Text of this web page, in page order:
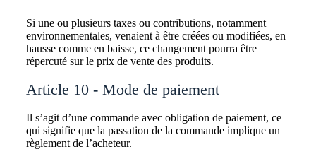
Si une ou plusieurs taxes ou contributions, notamment
environnementales, venaient à être créées ou modifiées, en
hausse comme en baisse, ce changement pourra être
répercuté sur le prix de vente des produits.
Article 10 - Mode de paiement
Il s’agit d’une commande avec obligation de paiement, ce
qui signifie que la passation de la commande implique un
règlement de l’acheteur.